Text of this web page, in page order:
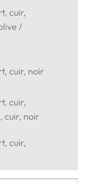
cuir,
/
cuir, noir
cuir,
cuir, noir
cuir,